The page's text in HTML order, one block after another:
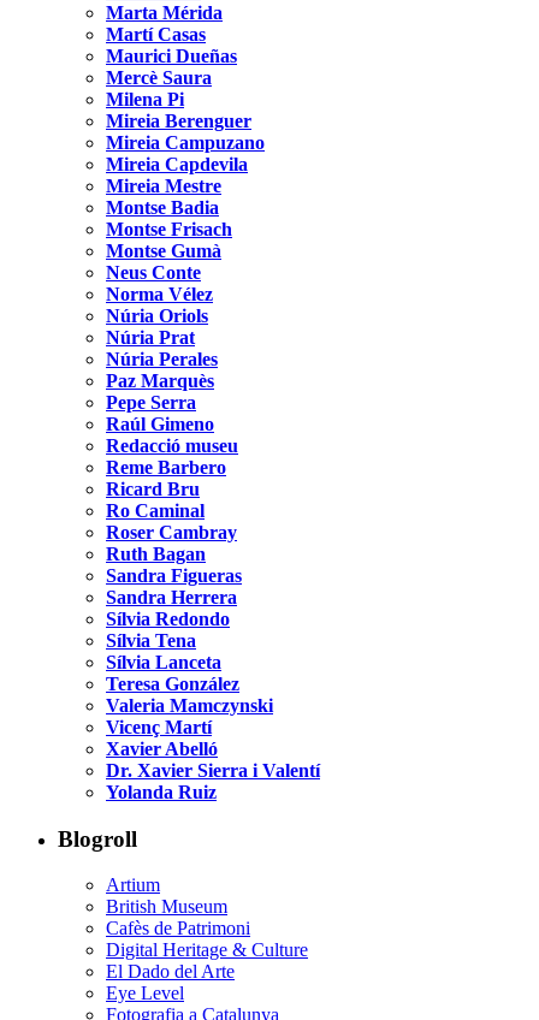
Marta Mérida
Martí Casas
Maurici Dueñas
Mercè Saura
Milena Pi
Mireia Berenguer
Mireia Campuzano
Mireia Capdevila
Mireia Mestre
Montse Badia
Montse Frisach
Montse Gumà
Neus Conte
Norma Vélez
Núria Oriols
Núria Prat
Núria Perales
Paz Marquès
Pepe Serra
Raúl Gimeno
Redacció museu
Reme Barbero
Ricard Bru
Ro Caminal
Roser Cambray
Ruth Bagan
Sandra Figueras
Sandra Herrera
Sílvia Redondo
Sílvia Tena
Sílvia Lanceta
Teresa González
Valeria Mamczynski
Vicenç Martí
Xavier Abelló
Dr. Xavier Sierra i Valentí
Yolanda Ruiz
Blogroll
Artium
British Museum
Cafès de Patrimoni
Digital Heritage & Culture
El Dado del Arte
Eye Level
Fotografia a Catalunya